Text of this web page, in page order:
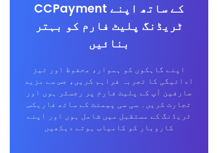
CCPayment کے ساتھ اپنے
ٹریڈنگ پلیٹ فارم کو بہتر
بنائیں
اپنے گاہکوں کو ہموار، محفوظ اور تیز
ادائیگی کا تجربہ فراہم کریں، جس سے مزید
صارفین آپ کے پلیٹ فارم پر رجسٹر ہوں اور
تجارت کریں۔ سی سی پیمنٹ کے ساتھ فاریکس
ٹریڈنگ کے مستقبل میں شامل ہوں اور اپنے
کاروبار کو کامیاب ہوتے دیکھیں